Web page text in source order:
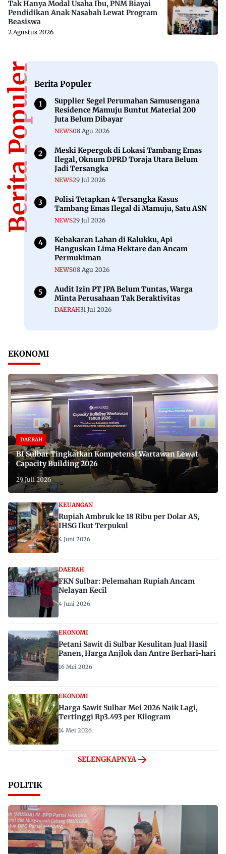
Tak Hanya Modal Usaha Ibu, PNM Biayai
Pendidikan Anak Nasabah Lewat Program
Beasiswa
2 Agustus 2026
Berita PopulerBerita Populer
Supplier Segel Perumahan Samusengana
Residence Mamuju Buntut Material 200
Juta Belum Dibayar
NEWS08 Agu 2026
Meski Kepergok di Lokasi Tambang Emas
Ilegal, Oknum DPRD Toraja Utara Belum
Jadi Tersangka
NEWS29 Jul 2026
Polisi Tetapkan 4 Tersangka Kasus
Tambang Emas Ilegal di Mamuju, Satu ASN
NEWS29 Jul 2026
Kebakaran Lahan di Kalukku, Api
Hanguskan Lima Hektare dan Ancam
Permukiman
NEWS08 Agu 2026
Audit Izin PT JPA Belum Tuntas, Warga
Minta Perusahaan Tak Beraktivitas
DAERAH31 Jul 2026
EKONOMI
DAERAH
BI Sulbar Tingkatkan Kompetensi Wartawan Lewat
Capacity Building 2026
29 Juli 2026
KEUANGAN
Rupiah Ambruk ke 18 Ribu per Dolar AS,
IHSG Ikut Terpukul
4 Juni 2026
DAERAH
FKN Sulbar: Pelemahan Rupiah Ancam
Nelayan Kecil
4 Juni 2026
EKONOMI
Petani Sawit di Sulbar Kesulitan Jual Hasil
Panen, Harga Anjlok dan Antre Berhari-hari
16 Mei 2026
EKONOMI
Harga Sawit Sulbar Mei 2026 Naik Lagi,
Tertinggi Rp3.493 per Kilogram
14 Mei 2026
SELENGKAPNYA
POLITIK